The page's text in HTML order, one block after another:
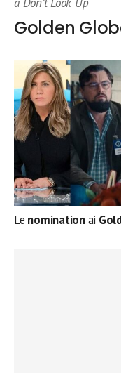
a Don’t Look Up
Golden
Le nominationai